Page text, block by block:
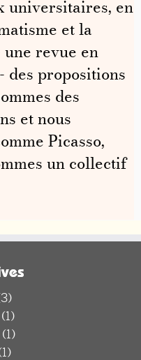
universitaires, en
et la
une revue en
des propositions
des
et nous
Picasso,
un collectif
(1)